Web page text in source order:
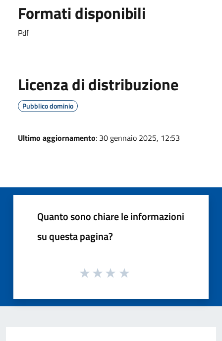
Formati disponibili
Pdf
Licenza di distribuzione
Pubblico dominio
Ultimo aggiornamento: 30 gennaio 2025, 12:53
Quanto sono chiare le informazioni
su questa pagina?